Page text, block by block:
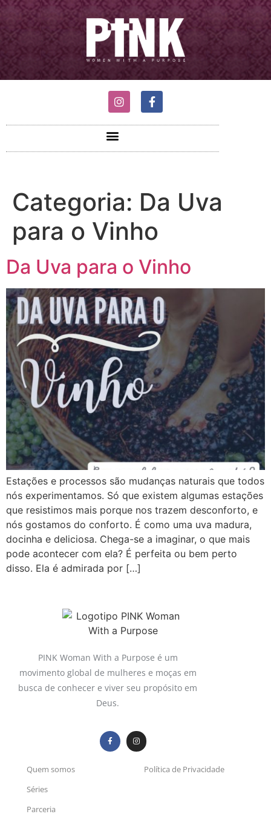
Categoria: Da Uva
para o Vinho
Da Uva para o Vinho
Estações e processos são mudanças naturais que todos
nós experimentamos. Só que existem algumas estações
que resistimos mais porque nos trazem desconforto, e
nós gostamos do conforto. É como uma uva madura,
docinha e deliciosa. Chega-se a imaginar, o que mais
pode acontecer com ela? É perfeita ou bem perto
disso. Ela é admirada por […]
PINK Woman With a Purpose é um
movimento global de mulheres e moças em
busca de conhecer e viver seu propósito em
Deus.
Quem somos
Séries
Parceria
Política de Privacidade